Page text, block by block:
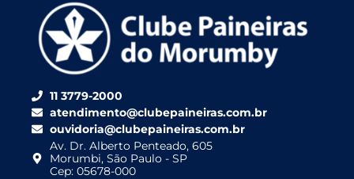
11 3779-2000
atendimento@clubepaineiras.com.br
ouvidoria@clubepaineiras.com.br
Av. Dr. Alberto Penteado, 605
Morumbi, São Paulo - SP
Cep: 05678-000